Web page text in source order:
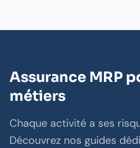
Assurance MRP
métiers
Chaque activité a ses
Découvrez nos guides